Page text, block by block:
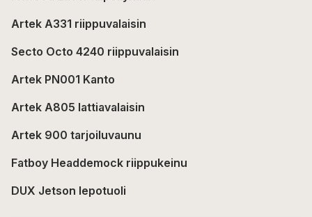
Artek A331 riippuvalaisin
Secto Octo 4240 riippuvalaisin
Artek PN001 Kanto
Artek A805 lattiavalaisin
Artek 900 tarjoiluvaunu
Fatboy Headdemock riippukeinu
DUX Jetson lepotuoli